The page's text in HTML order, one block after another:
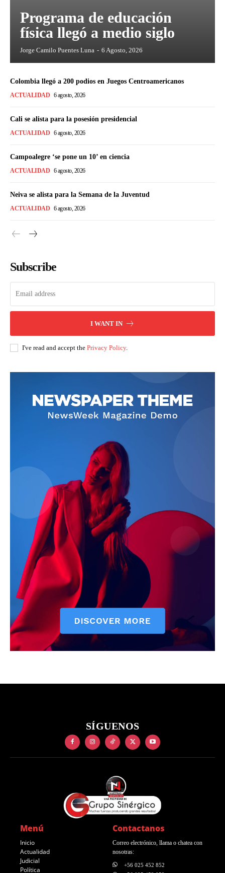
Programa de educación
física llegó a medio siglo
Jorge Camilo Puentes Luna - 6 Agosto, 2026
Colombia llegó a 200 podios en Juegos Centroamericanos
ACTUALIDAD 6 agosto, 2026
Cali se alista para la posesión presidencial
ACTUALIDAD 6 agosto, 2026
Campoalegre ‘se pone un 10’ en ciencia
ACTUALIDAD 6 agosto, 2026
Neiva se alista para la Semana de la Juventud
ACTUALIDAD 6 agosto, 2026
Subscribe
I WANT IN
I've read and accept the Privacy Policy.
SÍGUENOS
Menú
Inicio
Actualidad
Judicial
Política
Contactanos
Correo electrónico, llama o chatea con
nosotras:
+56 025 452 852